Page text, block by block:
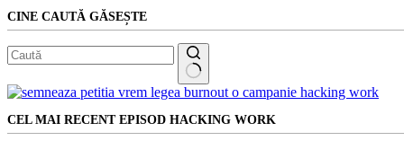
CINE CAUTĂ GĂSEȘTE
Niciun
CEL MAI RECENT EPISOD HACKING WORK